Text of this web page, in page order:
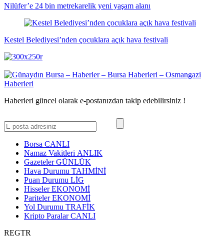
Nilüfer’e 24 bin metrekarelik yeni yaşam alanı
Kestel Belediyesi’nden çocuklara açık hava festivali
Haberleri güncel olarak e-postanızdan takip edebilirsiniz !
Borsa CANLI
Namaz Vakitleri ANLIK
GazetelerGÜNLÜK
Hava Durumu TAHMİNİ
Puan Durumu LİG
HisselerEKONOMİ
ParitelerEKONOMİ
Yol Durumu TRAFİK
Kripto ParalarCANLI
REGTR